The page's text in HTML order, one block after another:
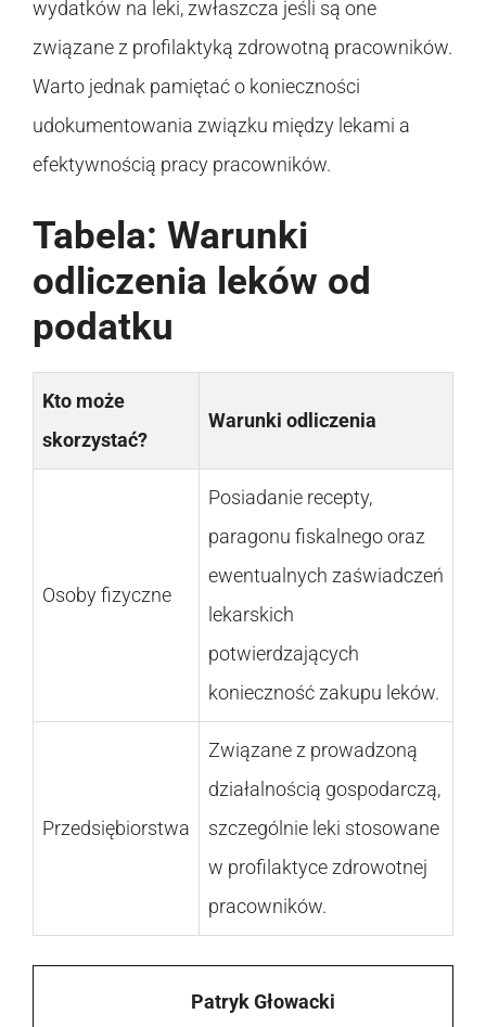
wydatków na leki, zwłaszcza jeśli są one
związane z profilaktyką zdrowotną pracowników.
Warto jednak pamiętać o konieczności
udokumentowania związku między lekami a
efektywnością pracy pracowników.
Tabela: Warunki
odliczenia leków od
podatku
Kto może
skorzystać?
Warunki odliczenia
Osoby fizyczne
Posiadanie recepty,
paragonu fiskalnego oraz
ewentualnych zaświadczeń
lekarskich
potwierdzających
konieczność zakupu leków.
Przedsiębiorstwa
Związane z prowadzoną
działalnością gospodarczą,
szczególnie leki stosowane
w profilaktyce zdrowotnej
pracowników.
Patryk Głowacki